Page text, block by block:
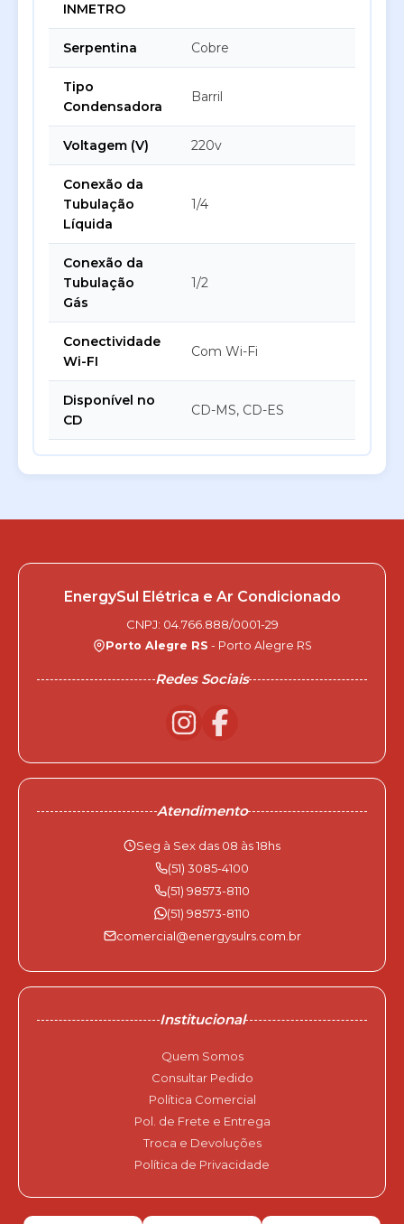
INMETRO
Serpentina Cobre
Tipo
Condensadora
Barril
Voltagem (V) 220v
Conexão da
Tubulação
Líquida
1/4
Conexão da
Tubulação
Gás
1/2
Conectividade
Wi-FI
Com Wi-Fi
Disponível no
CD
CD-MS, CD-ES
EnergySul Elétrica e Ar Condicionado
CNPJ: 04.766.888/0001-29
Porto Alegre RS - Porto Alegre RS
Redes Sociais
Atendimento
Seg à Sex das 08 às 18hs
(51) 3085-4100
(51) 98573-8110
(51) 98573-8110
comercial@energysulrs.com.br
Institucional
Quem Somos
Consultar Pedido
Política Comercial
Pol. de Frete e Entrega
Troca e Devoluções
Política de Privacidade